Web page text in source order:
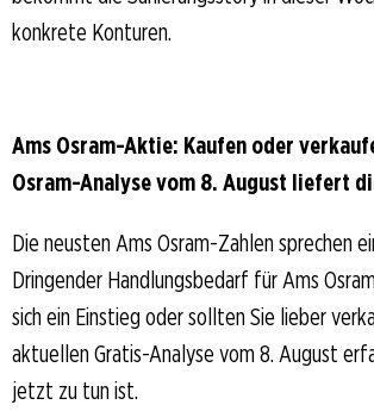
konkrete Konturen.
Ams Osram-Aktie: Kaufen oder
Osram-Analyse vom 8. August liefert
Die neusten Ams Osram-Zahlen sprechen
Dringender Handlungsbedarf für Ams
sich ein Einstieg oder sollten Sie lieber
aktuellen Gratis-Analyse vom 8. August
jetzt zu tun ist.